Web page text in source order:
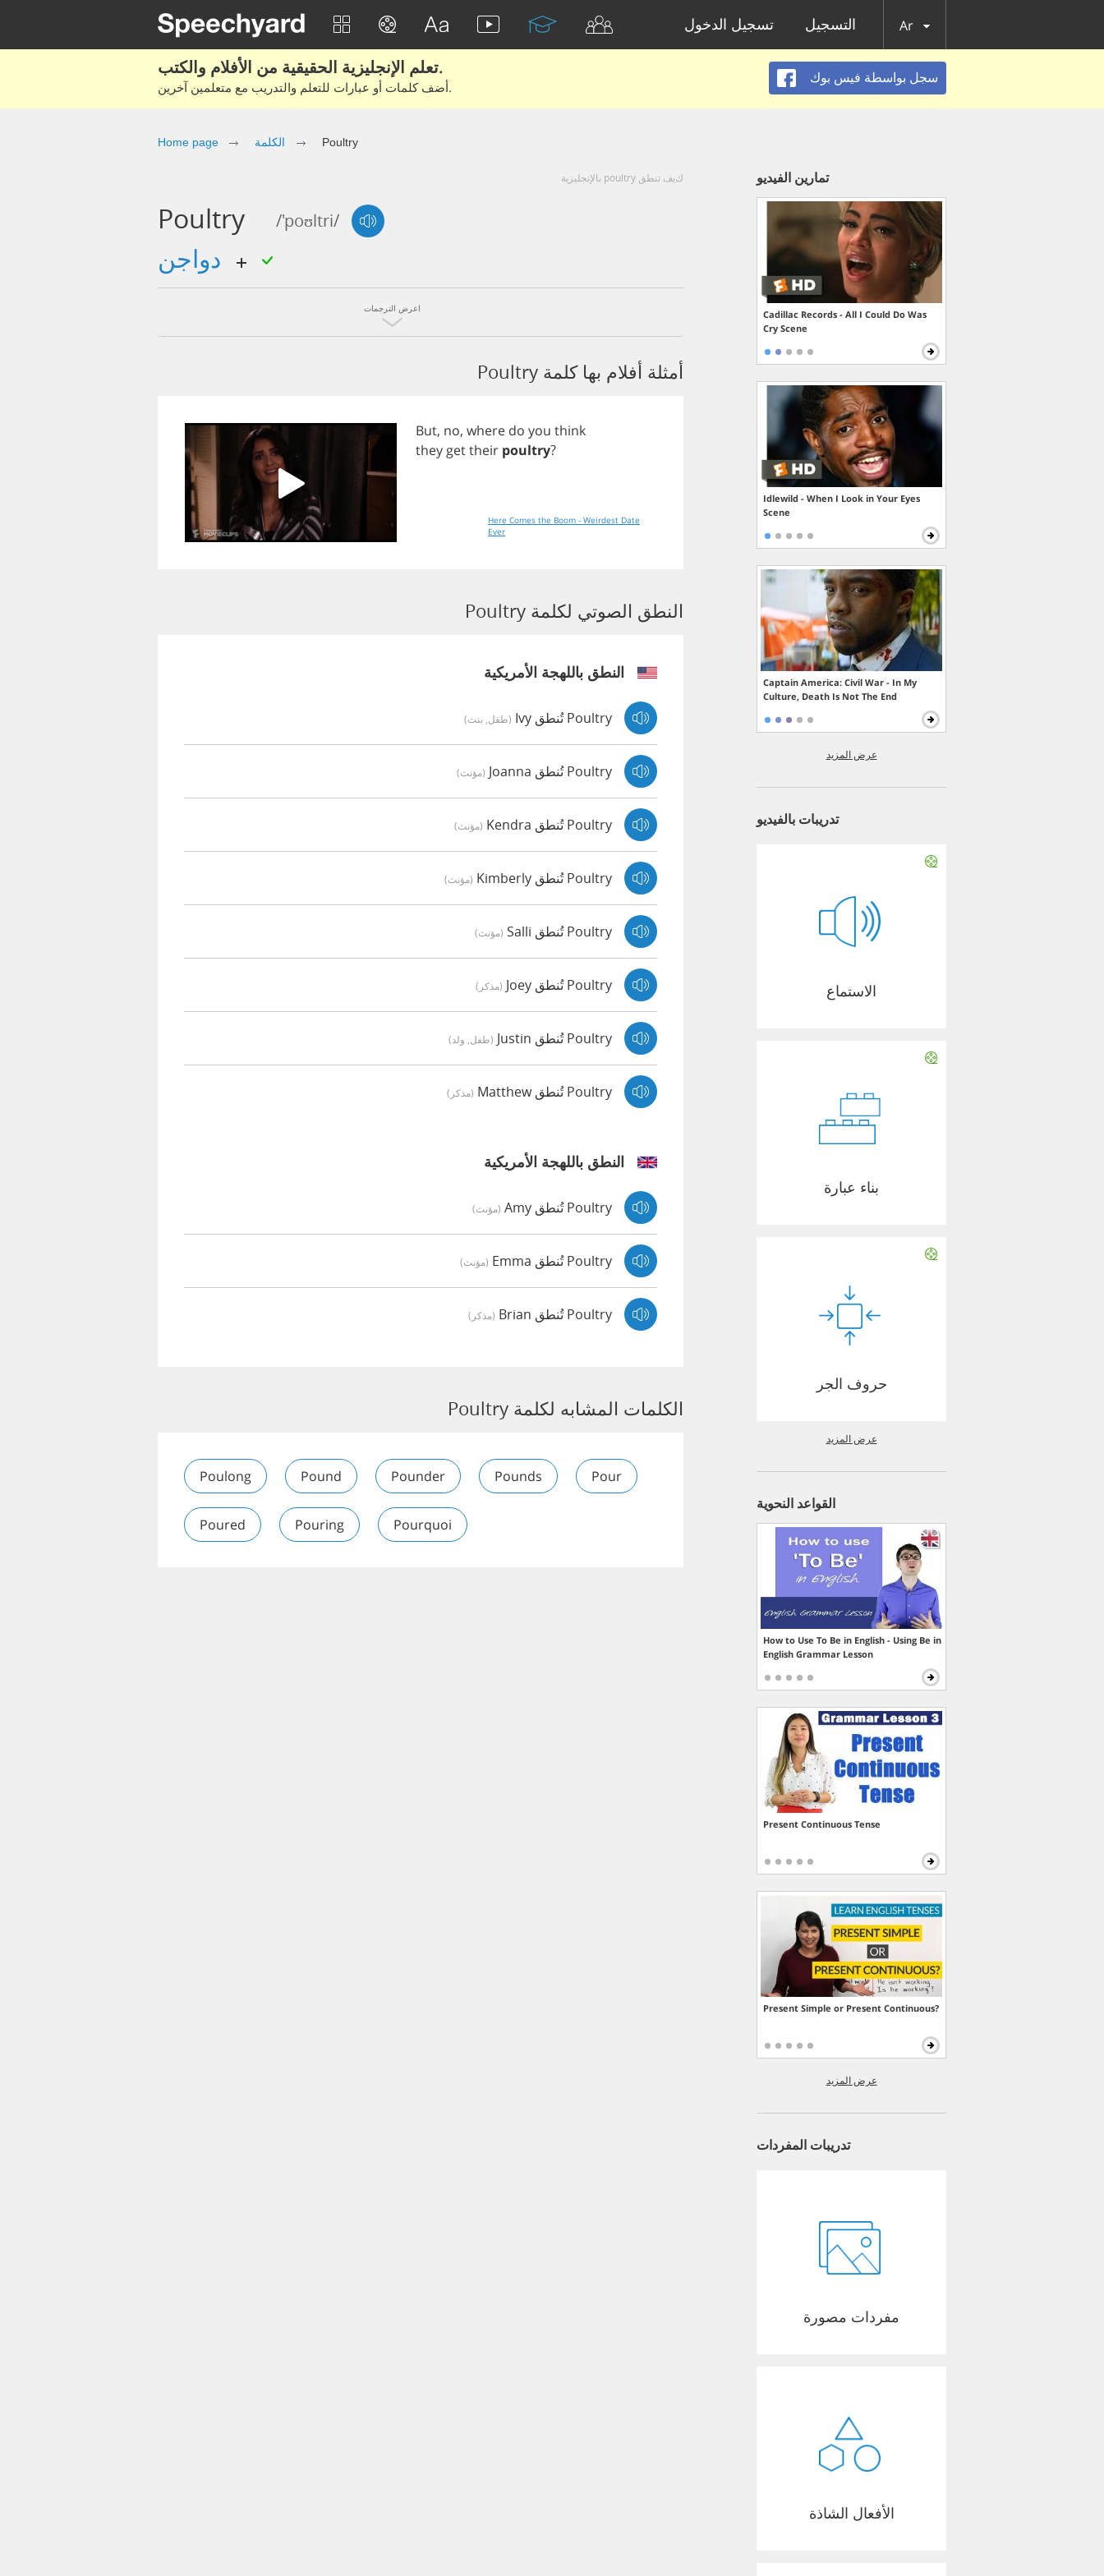
تسجيل الدخول التسجيل Ar
تعلم الإنجليزية الحقيقية من الأفلام والكتب.
أضف كلمات أو عبارات للتعلم والتدريب مع متعلمين آخرين.
سجل بواسطة فيس بوك
Home page الكلمة Poultry
كيف تنطق poultry بالإنجليزية
Poultry /'poʊltri/
اعرض الترجمات
أمثلة أفلام بها كلمة Poultry
But, no, where do you think
they gettheir poultry?
Here Comes the Boom - Weirdest Date
Ever
النطق الصوتي لكلمة Poultry
النطق باللهجة الأمريكية
Poultry تُنطق Ivy (طفل, بنت)
Poultry تُنطق Joanna (مؤنث)
Poultry تُنطق Kendra (مؤنث)
Poultry تُنطق Kimberly (مؤنث)
Poultry تُنطق Salli (مؤنث)
Poultry تُنطق Joey (مذكر)
Poultry تُنطق Justin (طفل, ولد)
Poultry تُنطق Matthew (مذكر)
النطق باللهجة الأمريكية
Poultry تُنطق Amy (مؤنث)
Poultry تُنطق Emma (مؤنث)
Poultry تُنطق Brian (مذكر)
الكلمات المشابه لكلمة Poultry
Poulong Pound Pounder Pounds Pour
Poured Pouring Pourquoi
تمارين الفيديو
Cadillac Records - All I Could Do Was
Cry Scene
Idlewild - When I Look in Your Eyes
Scene
Captain America: Civil War - In My
Culture, Death Is Not The End
عرض المزيد
تدريبات بالفيديو
الاستماع
بناء عبارة
حروف الجر
عرض المزيد
القواعد النحوية
How to Use To Be in English - Using Be in
English Grammar Lesson
Present Continuous Tense
Present Simple or Present Continuous?
عرض المزيد
تدريبات المفردات
مفردات مصورة
الأفعال الشاذة